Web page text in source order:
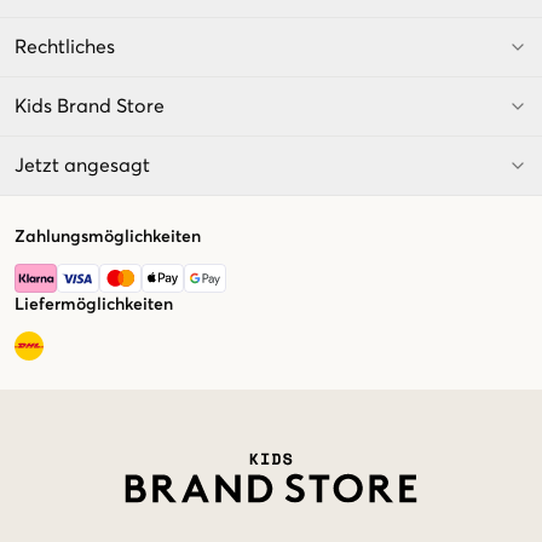
Rechtliches
Kids Brand Store
Jetzt angesagt
Zahlungsmöglichkeiten
Liefermöglichkeiten